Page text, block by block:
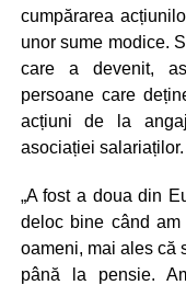
cumpărarea
unor sume modice.
care a devenit,
persoane care
acțiuni de la
asociației salariaților.
„A fost a doua din
deloc bine când
oameni, mai ales că
până la pensie.